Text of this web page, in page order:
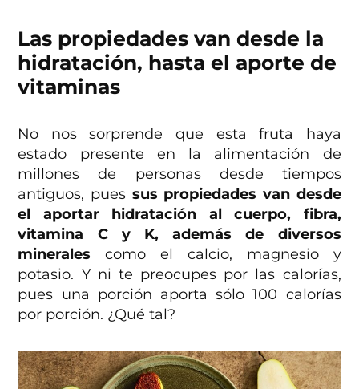
Las propiedades van desde la
hidratación, hasta el aporte de
vitaminas
No nos sorprende que esta fruta haya
estado presente en la alimentación de
millones de personas desde tiempos
antiguos, pues sus propiedades van desde
el aportar hidratación al cuerpo, fibra,
vitamina C y K, además de diversos
mineralescomo el calcio, magnesio y
potasio. Y ni te preocupes por las calorías,
pues una porción aporta sólo 100 calorías
por porción. ¿Qué tal?